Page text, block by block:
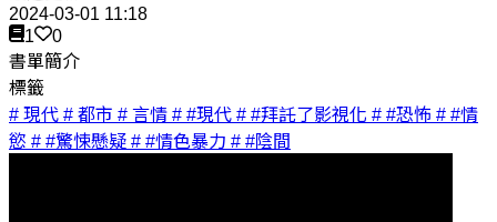
2024-03-01 11:18
1
0
書單簡介
標籤
# 現代 # 都市 # 言情 # #現代 # #拜託了影視化 # #恐怖 # #情
慾 # #驚悚懸疑 # #情色暴力 # #陰間